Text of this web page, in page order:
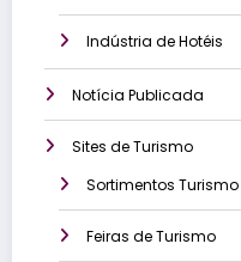
Indústria de Hotéis
Notícia Publicada
Sites de Turismo
Sortimentos Turismo
Feiras de Turismo